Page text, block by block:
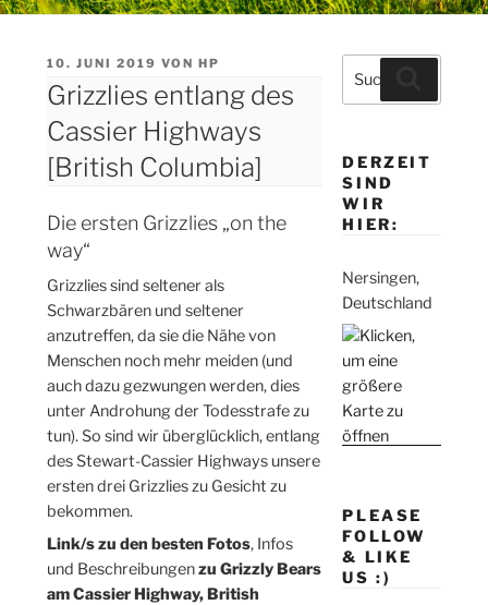
VERÖFFENTLICHT
10. JUNI 2019 VONHP
Grizzlies entlang des
Cassier Highways
[British Columbia]
Die ersten Grizzlies „on the
way“
Grizzlies sind seltener als
Schwarzbären und seltener
anzutreffen, da sie die Nähe von
Menschen noch mehr meiden (und
auch dazu gezwungen werden, dies
unter Androhung der Todesstrafe zu
tun). So sind wir überglücklich, entlang
des Stewart-Cassier Highways unsere
ersten drei Grizzlies zu Gesicht zu
bekommen.
Link/s zu den besten Fotos, Infos
und Beschreibungenzu Grizzly Bears
am Cassier Highway, British
Suche
nach:
DERZEIT
SIND
WIR
HIER:
Nersingen,
Deutschland
PLEASE
FOLLOW
& LIKE
US :)